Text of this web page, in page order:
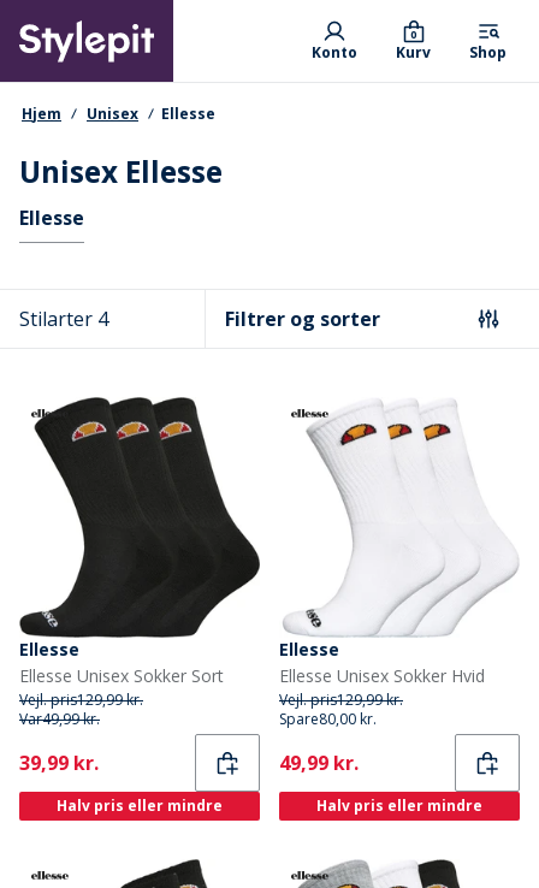
main
content
Primary departments
Konto Kurv
0
Shop
navigationssti
Hjem Unisex Ellesse
Unisex Ellesse
Hurtige links
Ellesse
Stilarter 4 Filtrer og sorter
Ellesse
Ellesse Unisex Sokker Sort
Vejl. pris129,99 kr.
Var49,99 kr.
Current
39,99 kr.
Halv pris eller mindre
Ellesse
Ellesse Unisex Sokker Hvid
Vejl. pris129,99 kr.
Spare80,00 kr.
Current
49,99 kr.
Halv pris eller mindre